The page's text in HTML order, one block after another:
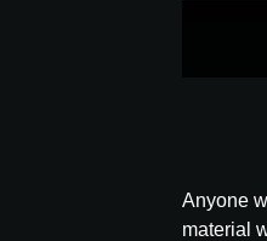
Anyone
material